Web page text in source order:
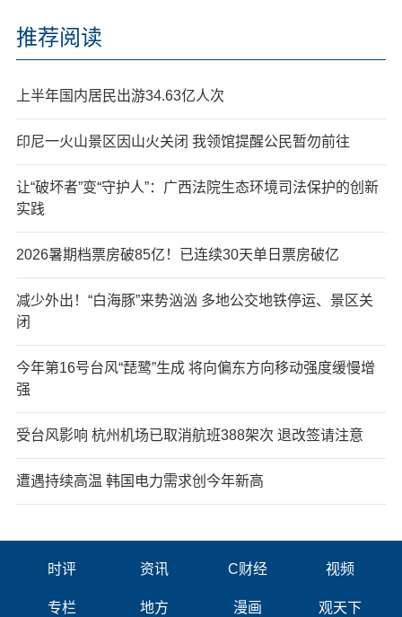
推荐阅读
上半年国内居民出游34.63亿人次
印尼一火山景区因山火关闭 我领馆提醒公民暂勿前往
让“破坏者”变“守护人”：广西法院生态环境司法保护的创新
实践
2026暑期档票房破85亿！已连续30天单日票房破亿
减少外出！“白海豚”来势汹汹 多地公交地铁停运、景区关
闭
今年第16号台风“琵鹭”生成 将向偏东方向移动强度缓慢增
强
受台风影响 杭州机场已取消航班388架次 退改签请注意
遭遇持续高温 韩国电力需求创今年新高
时评 资讯 C财经 视频
专栏 地方 漫画 观天下